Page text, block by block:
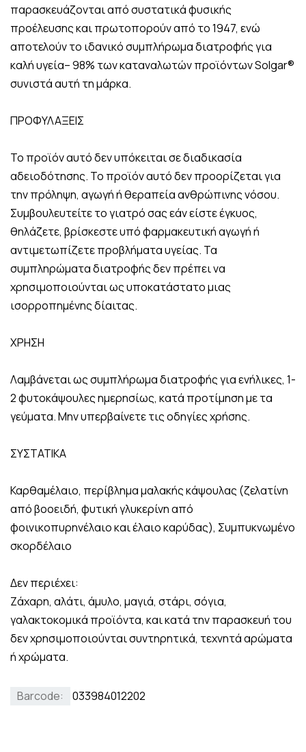
παρασκευάζονται από συστατικά φυσικής
προέλευσης και πρωτοπορούν από το 1947, ενώ
αποτελούν το ιδανικό συμπλήρωμα διατροφής για
καλή υγεία– 98% των καταναλωτών προϊόντων Solgar®
συνιστά αυτή τη μάρκα.
ΠΡΟΦΥΛΑΞΕΙΣ
Το προϊόν αυτό δεν υπόκειται σε διαδικασία
αδειοδότησης. Το προϊόν αυτό δεν προορίζεται για
την πρόληψη, αγωγή ή θεραπεία ανθρώπινης νόσου.
Συμβουλευτείτε το γιατρό σας εάν είστε έγκυος,
θηλάζετε, βρίσκεστε υπό φαρμακευτική αγωγή ή
αντιμετωπίζετε προβλήματα υγείας. Τα
συμπληρώματα διατροφής δεν πρέπει να
χρησιμοποιούνται ως υποκατάστατο μιας
ισορροπημένης δίαιτας.
ΧΡΗΣΗ
Λαμβάνεται ως συμπλήρωμα διατροφής για ενήλικες, 1-
2 φυτοκάψουλες ημερησίως, κατά προτίμηση με τα
γεύματα. Μην υπερβαίνετε τις οδηγίες χρήσης.
ΣΥΣΤΑΤΙΚΑ
Καρθαμέλαιο, περίβλημα μαλακής κάψουλας (ζελατίνη
από βοοειδή, φυτική γλυκερίνη από
φοινικοπυρηνέλαιο και έλαιο καρύδας), Συμπυκνωμένο
σκορδέλαιο
Δεν περιέχει:
Ζάχαρη, αλάτι, άμυλο, μαγιά, στάρι, σόγια,
γαλακτοκομικά προϊόντα, και κατά την παρασκευή του
δεν χρησιμοποιούνται συντηρητικά, τεχνητά αρώματα
ή χρώματα.
Barcode: 033984012202